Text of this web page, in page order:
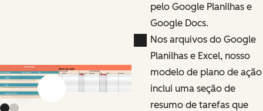
Previous slide
Next slide
pelo Google Planilhas e
Google Docs.
Nos arquivos do Google
Planilhas e Excel, nosso
modelo de plano de ação
inclui uma seção de
resumo de tarefas que